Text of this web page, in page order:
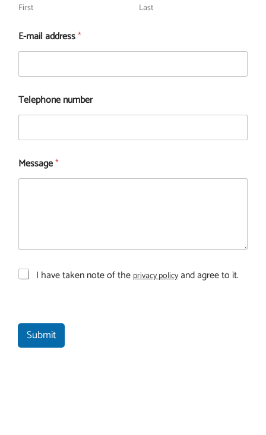
First Last
E-mail address*
Telephone number
Message*
C
o
r
a
I have taken note of the privacy policyand agree to it.
Submit